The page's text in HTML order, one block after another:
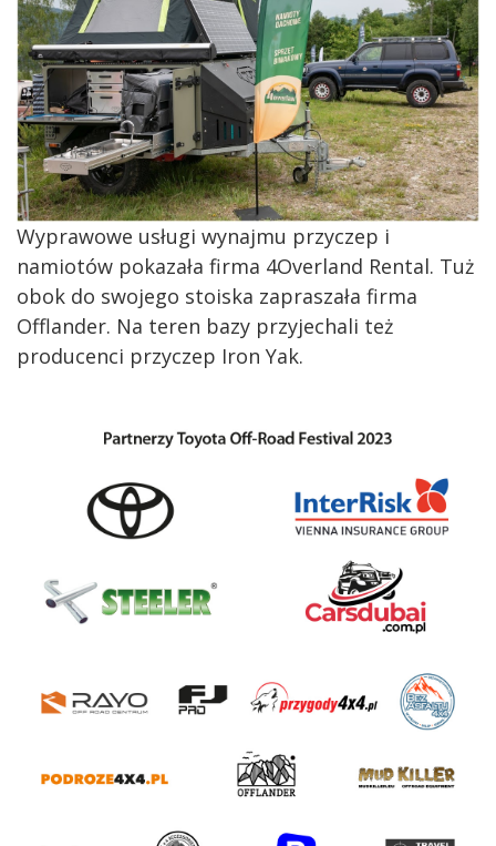
Wyprawowe usługi wynajmu przyczep i
namiotów pokazała firma 4Overland Rental. Tuż
obok do swojego stoiska zapraszała firma
Offlander. Na teren bazy przyjechali też
producenci przyczep Iron Yak.